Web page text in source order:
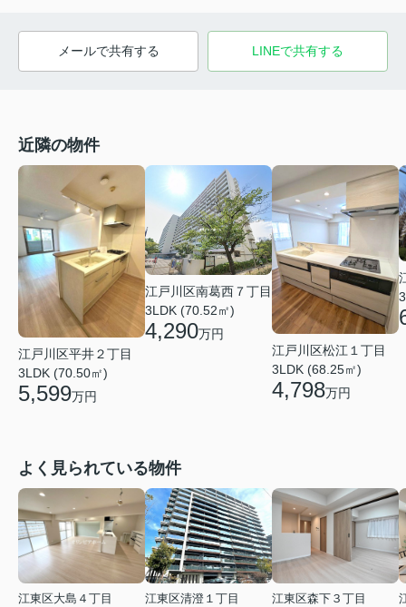
メールで共有する LINEで共有する
近隣の物件
江戸川区平井２丁目
3LDK (70.50㎡)
5,599万円
江戸川区南葛西７丁目
3LDK (70.52㎡)
4,290万円
江戸川区松江１丁目
3LDK (68.25㎡)
4,798万円
よく見られている物件
江東区大島４丁目
江東区清澄１丁目
江東区森下３丁目